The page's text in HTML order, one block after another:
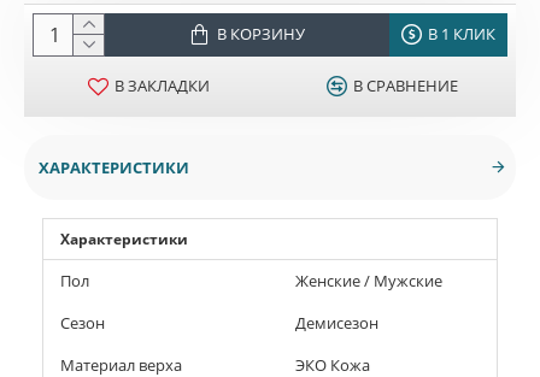
В КОРЗИНУ В 1 КЛИК
В ЗАКЛАДКИ В СРАВНЕНИЕ
ХАРАКТЕРИСТИКИ
Характеристики
Пол
Женские / Мужские
Сезон
Демисезон
Материал верха
ЭКО Кожа